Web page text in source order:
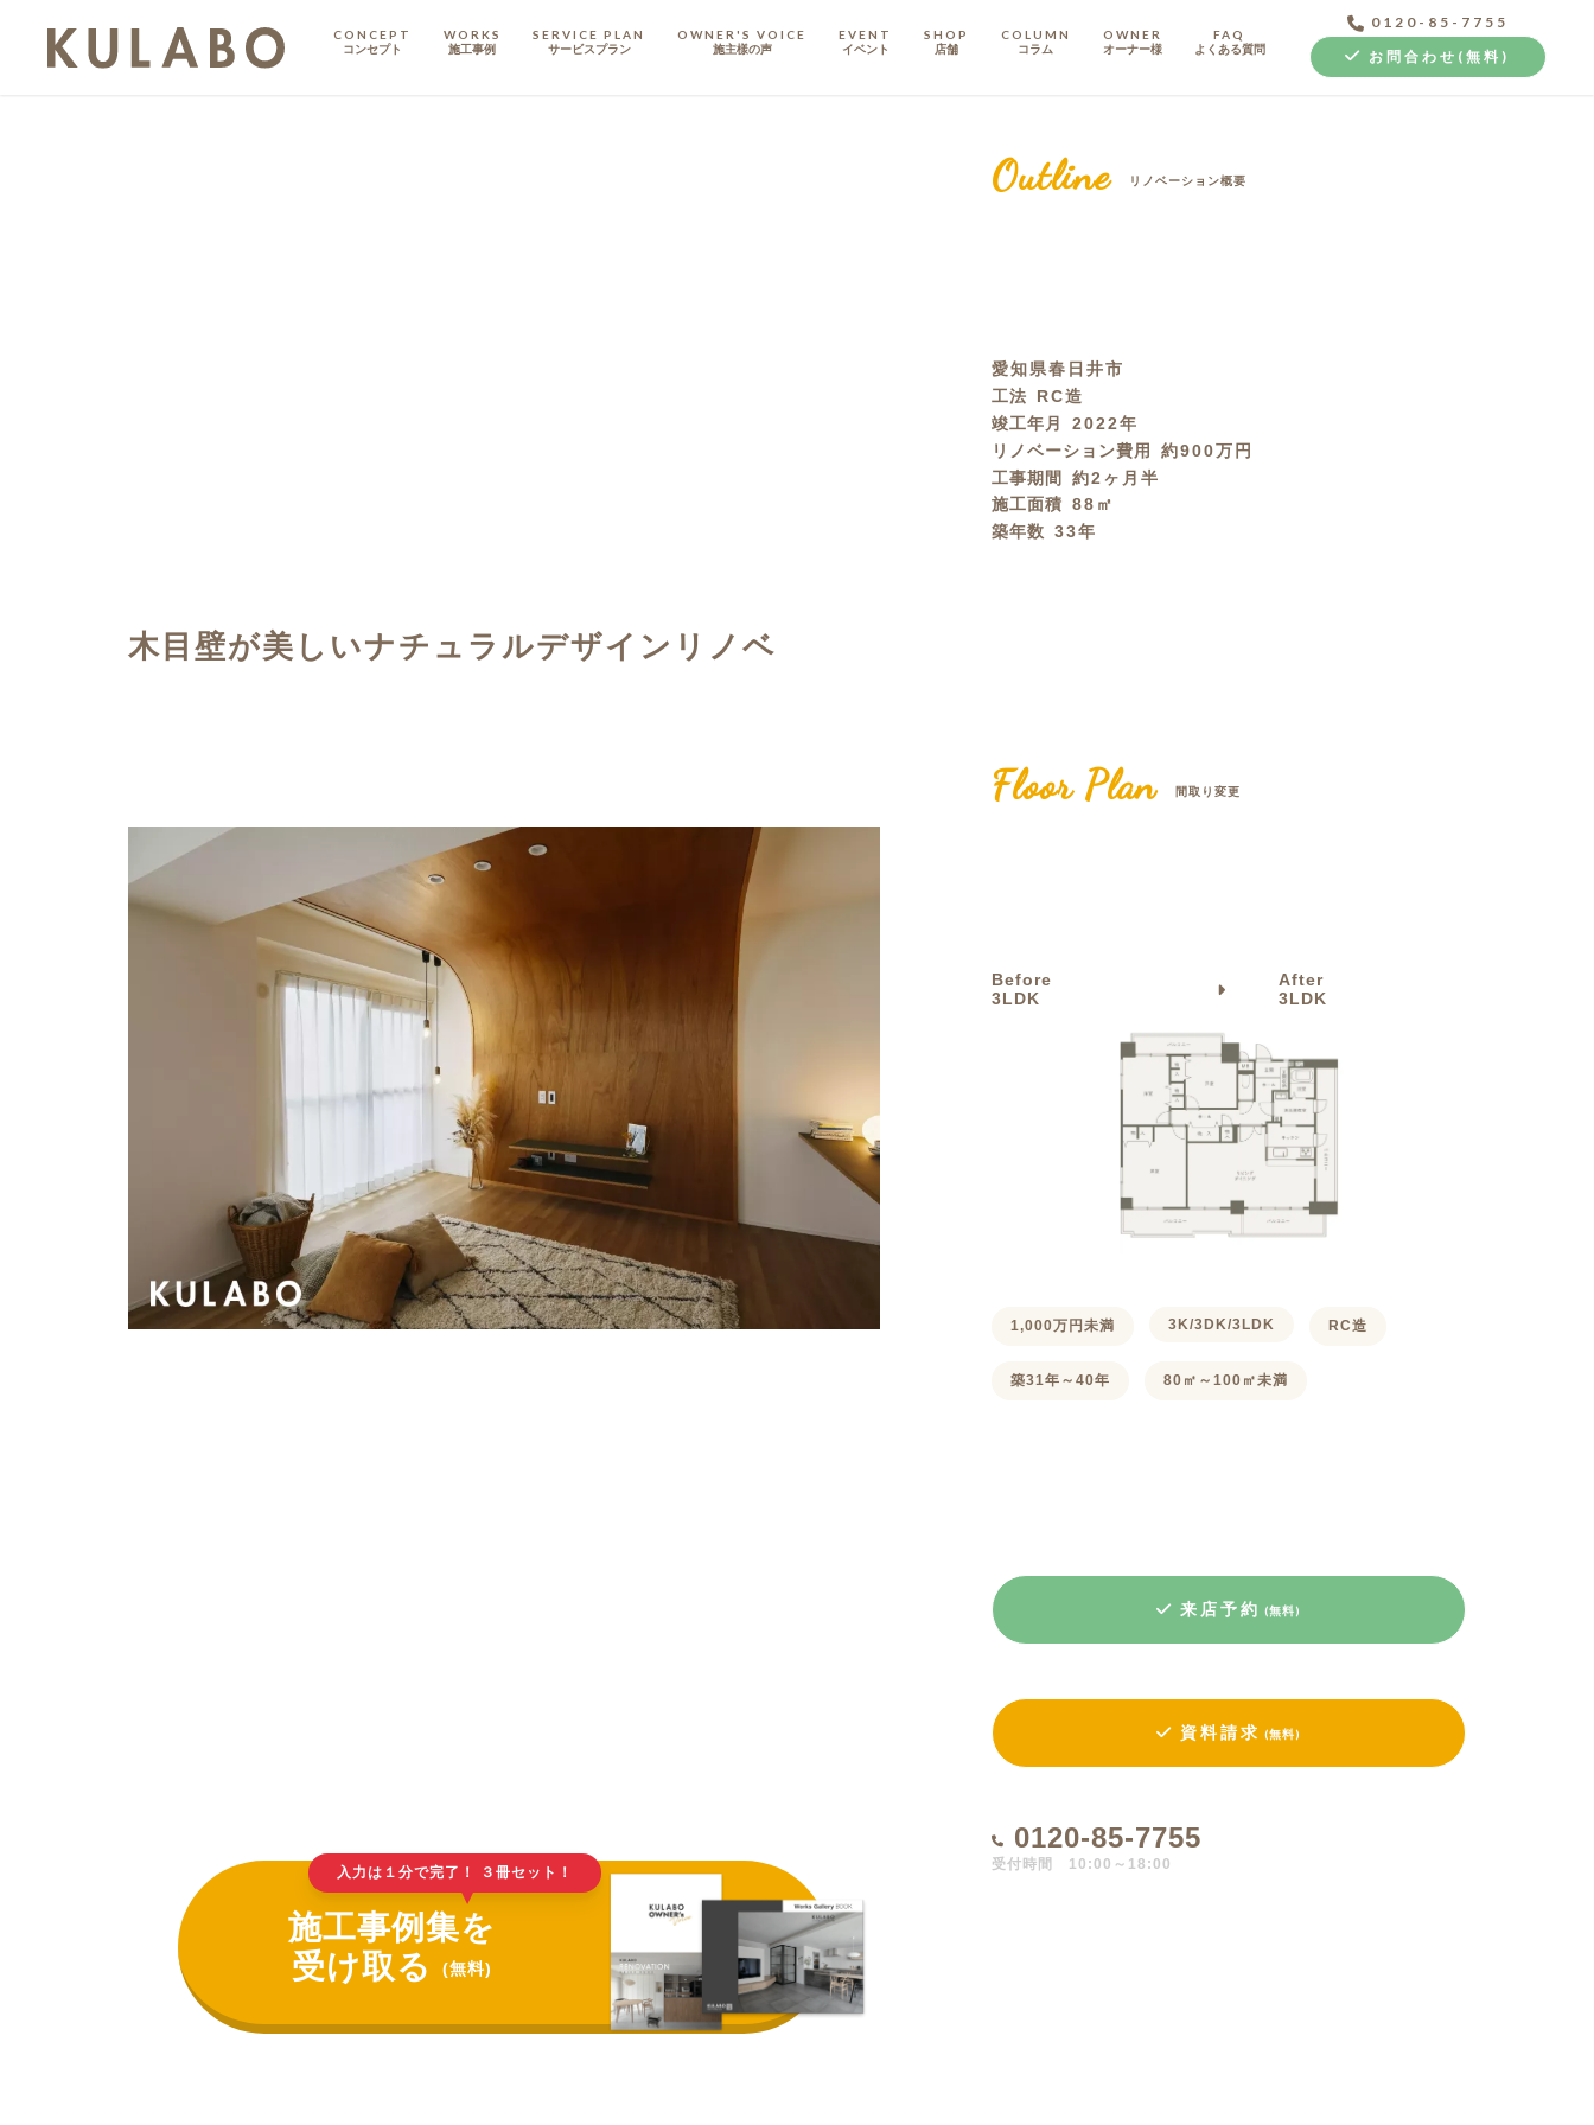
CONCEPT
コンセプト
WORKS
施工事例
SERVICE PLAN
サービスプラン
OWNER'S VOICE
施主樣の声
EVENT
イベント
SHOP
店舗
COLUMN
コラム
OWNER
オーナー様
FAQ
よくある質問
0120-85-7755
お問合わせ(無料)
木目壁が美しいナチュラルデザインリノベ
入力は１分で完了！ ３冊セット！
▲
施工事例集を
受け取る(無料)
Outline リノベーション概要
愛知県春日井市
工法
RC造
竣工年月
2022年
リノベーション費用
約900万円
工事期間 約2ヶ月半
施工面積 88㎡
築年数 33年
Floor Plan 間取り変更
Before
3LDK
After
3LDK
1,000万円未満 3K/3DK/3LDK RC造
築31年～40年 80㎡～100㎡未満
来店予約 (無料)
資料請求 (無料)
0120-85-7755
受付時間 10:00～18:00